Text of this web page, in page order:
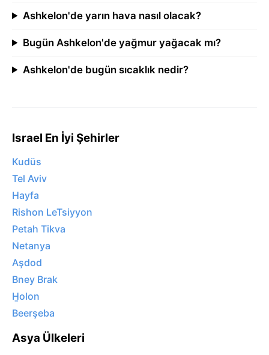
Ashkelon'de yarın hava nasıl olacak?
Bugün Ashkelon'de yağmur yağacak mı?
Ashkelon'de bugün sıcaklık nedir?
Israel En İyi Şehirler
Kudüs
Tel Aviv
Hayfa
Rishon LeTsiyyon
Petah Tikva
Netanya
Aşdod
Bney Brak
H̱olon
Beerşeba
Asya Ülkeleri